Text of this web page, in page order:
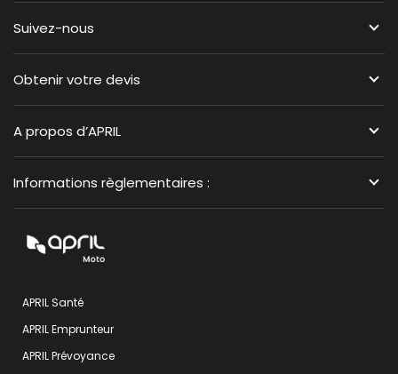
Suivez-nous
Obtenir votre devis
A propos d’APRIL
Informations règlementaires :
APRIL Santé
APRIL Emprunteur
APRIL Prévoyance